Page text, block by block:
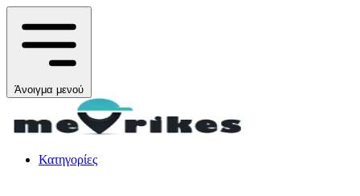
Άνοιγμα μενού
Κατηγορίες